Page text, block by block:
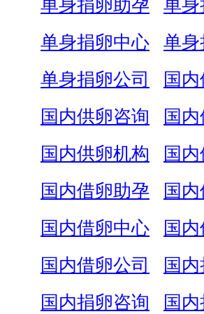
单身捐卵助孕
单身
单身捐卵中心
单身
单身捐卵公司
国
国内供卵咨询
国
国内供卵机构
国
国内借卵助孕
国
国内借卵中心
国
国内借卵公司
国
国内捐卵咨询
国